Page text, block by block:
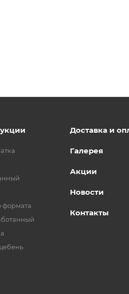
формата
Доставка и
Галерея
Акции
Новости
Контакты